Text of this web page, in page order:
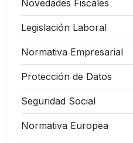
Novedades Fiscales
Legislación Laboral
Normativa Empresarial
Protección de Datos
Seguridad Social
Normativa Europea